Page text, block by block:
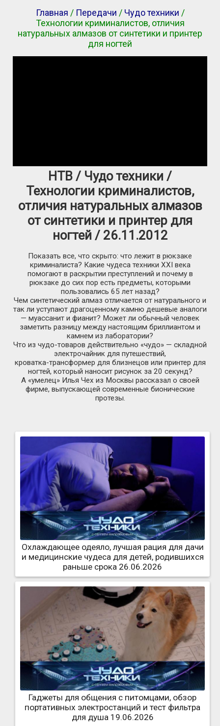
Главная / Передачи / Чудо техники /
Технологии криминалистов, отличия
натуральных алмазов от синтетики и принтер
для ногтей
НТВ / Чудо техники /
Технологии криминалистов,
отличия натуральных алмазов
от синтетики и принтер для
ногтей / 26.11.2012
Показать все, что скрыто: что лежит в рюкзаке
криминалиста? Какие чудеса техники XXI века
помогают в раскрытии преступлений и почему в
рюкзаке до сих пор есть предметы, которыми
пользовались 65 лет назад?
Чем синтетический алмаз отличается от натурального и
так ли уступают драгоценному камню дешевые аналоги
— муассанит и фианит? Может ли обычный человек
заметить разницу между настоящим бриллиантом и
камнем из лаборатории?
Что из чудо-товаров действительно «чудо» — складной
электрочайник для путешествий,
кроватка-трансформер для близнецов или принтер для
ногтей, который наносит рисунок за 20 секунд?
А «умелец» Илья Чех из Москвы рассказал о своей
фирме, выпускающей современные бионические
протезы.
Охлаждающее одеяло, лучшая рация для дачи
и медицинские чудеса для детей, родившихся
раньше срока 26.06.2026
Гаджеты для общения с питомцами, обзор
портативных электростанций и тест фильтра
для душа 19.06.2026